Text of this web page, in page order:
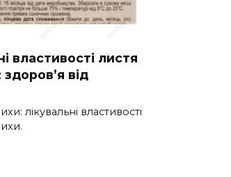
властивості листя
здоров’я від
лікувальні властивості